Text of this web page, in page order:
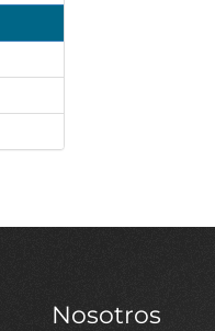
Nosotros